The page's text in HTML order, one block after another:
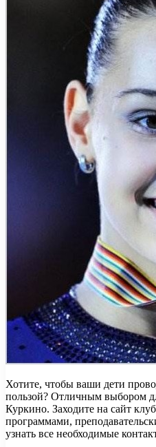
Хотите, чтобы ваши дети
пользой? Отличным выбором
Куркино. Заходите на сайт
программами,
узнать все необходимые